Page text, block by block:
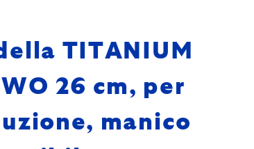
TITANIUM
26 cm, per
manico